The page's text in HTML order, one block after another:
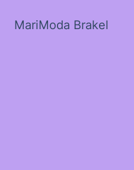
MariModa Brakel